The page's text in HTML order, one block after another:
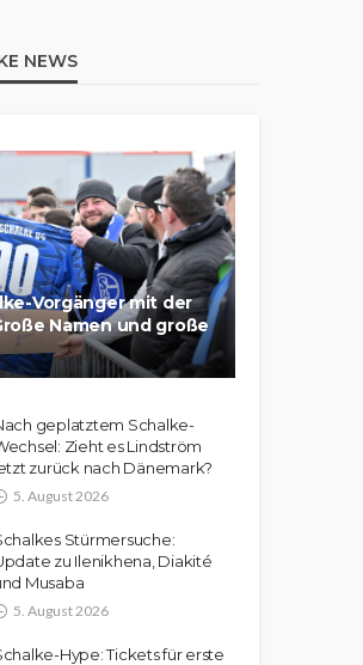
NEWS
Vorgänger mit der
Namen und große
geplatztem Schalke-
Zieht es Lindström
zurück nach Dänemark?
5. August 2026
Stürmersuche:
zu Ilenikhena, Diakité
Musaba
5. August 2026
Hype: Tickets für erste